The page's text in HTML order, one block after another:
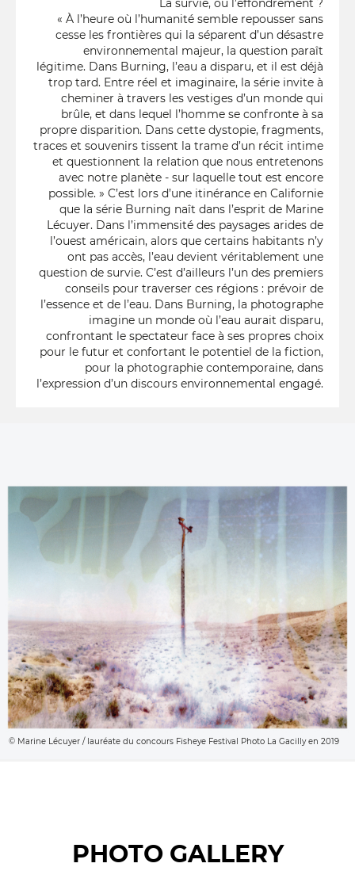
La survie, ou l’effondrement ?
« À l’heure où l’humanité semble repousser sans
cesse les frontières qui la séparent d’un désastre
environnemental majeur, la question paraît
légitime. Dans Burning, l’eau a disparu, et il est déjà
trop tard. Entre réel et imaginaire, la série invite à
cheminer à travers les vestiges d’un monde qui
brûle, et dans lequel l’homme se confronte à sa
propre disparition. Dans cette dystopie, fragments,
traces et souvenirs tissent la trame d’un récit intime
et questionnent la relation que nous entretenons
avec notre planète - sur laquelle tout est encore
possible. » C’est lors d’une itinérance en Californie
que la série Burning naît dans l’esprit de Marine
Lécuyer. Dans l’immensité des paysages arides de
l’ouest américain, alors que certains habitants n’y
ont pas accès, l’eau devient véritablement une
question de survie. C’est d’ailleurs l’un des premiers
conseils pour traverser ces régions : prévoir de
l’essence et de l’eau. Dans Burning, la photographe
imagine un monde où l’eau aurait disparu,
confrontant le spectateur face à ses propres choix
pour le futur et confortant le potentiel de la fiction,
pour la photographie contemporaine, dans
l’expression d’un discours environnemental engagé.
© Marine Lécuyer / lauréate du concours Fisheye Festival Photo La Gacilly en 2019
PHOTO GALLERY